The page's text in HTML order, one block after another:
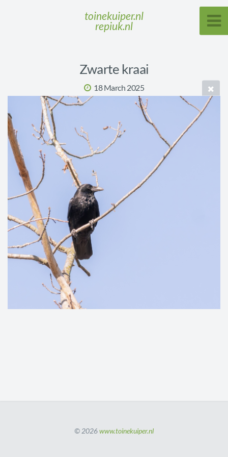
toinekuiper.nl
repiuk.nl
Zwarte kraai
18 March 2025
© 2026www.toinekuiper.nl